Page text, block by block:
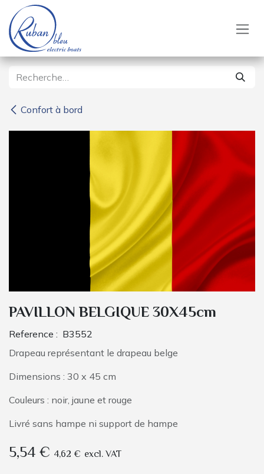
Se rendre au contenu
Confort à bord
PAVILLON BELGIQUE 30X45cm
Reference : B3552
Drapeau représentant le drapeau belge
Dimensions : 30 x 45 cm
Couleurs : noir, jaune et rouge
Livré sans hampe ni support de hampe
5,54€ 4,62 € excl. VAT